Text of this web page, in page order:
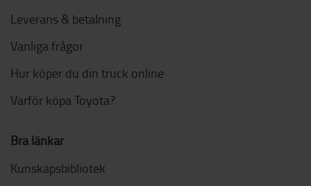
Leverans & betalning
Vanliga frågor
Hur köper du din truck online
Varför köpa Toyota?
Bra länkar
Kunskapsbibliotek